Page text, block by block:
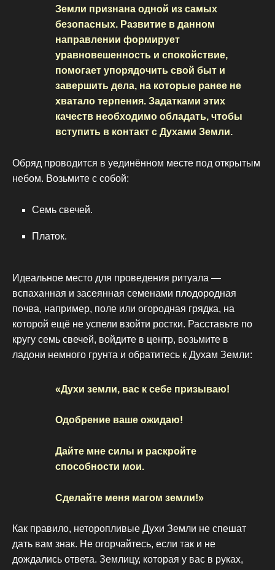
Земли признана одной из самых
безопасных. Развитие в данном
направлении формирует
уравновешенность и спокойствие,
помогает упорядочить свой быт и
завершить дела, на которые ранее не
хватало терпения. Задатками этих
качеств необходимо обладать, чтобы
вступить в контакт с Духами Земли.
Обряд проводится в уединённом месте под открытым
небом. Возьмите с собой:
Семь свечей.
Платок.
Идеальное место для проведения ритуала —
вспаханная и засеянная семенами плодородная
почва, например, поле или огородная грядка, на
которой ещё не успели взойти ростки. Расставьте по
кругу семь свечей, войдите в центр, возьмите в
ладони немного грунта и обратитесь к Духам Земли:
«Духи земли, вас к себе призываю!
Одобрение ваше ожидаю!
Дайте мне силы и раскройте
способности мои.
Сделайте меня магом земли!»
Как правило, неторопливые Духи Земли не спешат
дать вам знак. Не огорчайтесь, если так и не
дождались ответа. Землицу, которая у вас в руках,